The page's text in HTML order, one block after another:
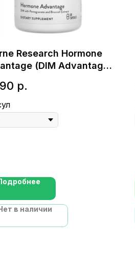
Research Hormone
(DIM Advantage)
гормонов
р.
в наличии